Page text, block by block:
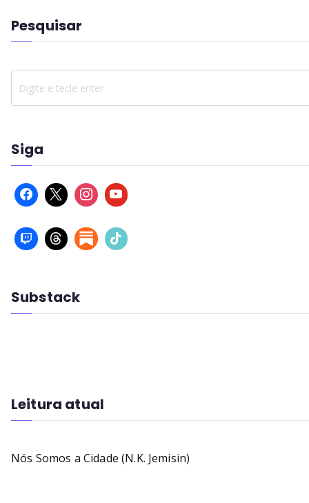
Pesquisar
Siga
Substack
Leitura atual
Nós Somos a Cidade (N.K. Jemisin)